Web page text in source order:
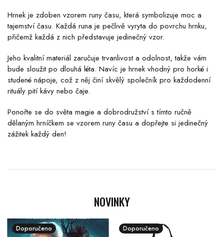
Hrnek je zdoben vzorem runy času, která symbolizuje moc a
tajemství času. Každá runa je pečlivě vyryta do povrchu hrnku,
přičemž každá z nich představuje jedinečný vzor.
Jeho kvalitní materiál zaručuje trvanlivost a odolnost, takže vám
bude sloužit po dlouhá léta. Navíc je hrnek vhodný pro horké i
studené nápoje, což z něj činí skvělý společník pro každodenní
rituály pití kávy nebo čaje.
Ponořte se do světa magie a dobrodružství s tímto ručně
dělaným hrníčkem se vzorem runy času a dopřejte si jedinečný
zážitek každý den!
NOVINKY
Doporučeno Doporučeno